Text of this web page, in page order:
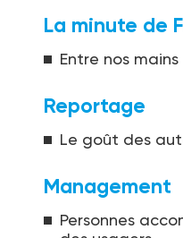
La minute de
Entre nos mains
Reportage
Le goût des
Management
Personnes